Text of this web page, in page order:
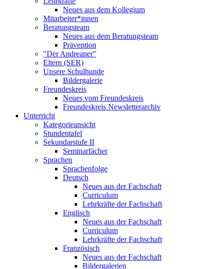
Neues aus dem Kollegium
Mitarbeiter*innen
Beratungsteam
Neues aus dem Beratungsteam
Prävention
"Der Andreaner"
Eltern (SER)
Unsere Schulhunde
Bildergalerie
Freundeskreis
Neues vom Freundeskreis
Freundeskreis Newsletterarchiv
Unterricht
Kategorieansicht
Stundentafel
Sekundarstufe II
Seminarfächer
Sprachen
Sprachenfolge
Deutsch
Neues aus der Fachschaft
Curriculum
Lehrkräfte der Fachschaft
Englisch
Neues aus der Fachschaft
Curriculum
Lehrkräfte der Fachschaft
Französisch
Neues aus der Fachschaft
Bildergalerien